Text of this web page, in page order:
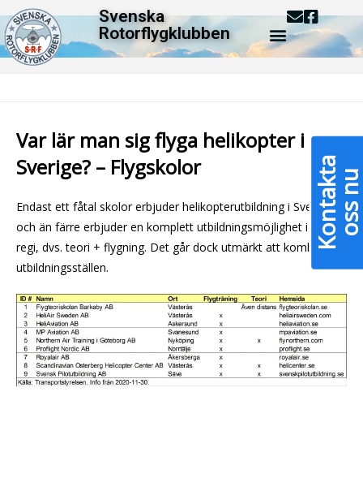
Svenska
Rotorflygklubben
Var lär man sig flyga helikopter i
Sverige? – Flygskolor
Endast ett fåtal skolor erbjuder helikopterutbildning i Sverige,
och än färre erbjuder en komplett utbildningsmöjlighet i egen
regi, dvs. teori + flygning. Det går dock utmärkt att kombinera
utbildningsställen.
K
o
n
t
a
k
a
o
s
s
n